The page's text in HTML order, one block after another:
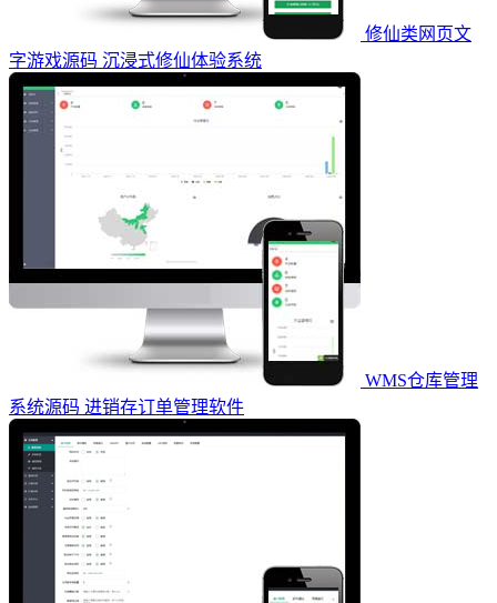
修仙类网页文
字游戏源码 沉浸式修仙体验系统
WMS仓库管理
系统源码 进销存订单管理软件